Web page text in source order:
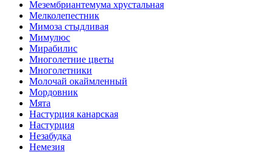
Мезембриантемума хрустальная
Мелколепестник
Мимоза стыдливая
Мимулюс
Мирабилис
Многолетние цветы
Многолетники
Молочай окаймленный
Мордовник
Мята
Настурция канарская
Настурция
Незабудка
Немезия